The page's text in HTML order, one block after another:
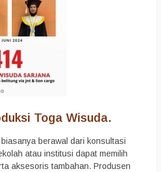
Toga Wisuda.
berawal dari konsultasi
atau institusi dapat memilih
aksesoris tambahan. Produsen